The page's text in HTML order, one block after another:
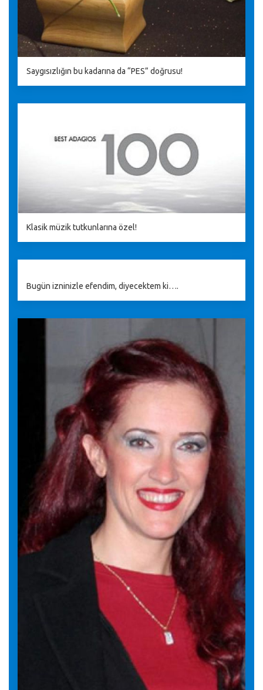
Saygısızlığın bu kadarına da “PES” doğrusu!
Klasik müzik tutkunlarına özel!
Bugün izninizle efendim, diyecektem ki….